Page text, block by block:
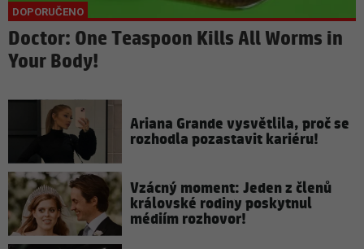
Doctor: One Teaspoon Kills All Worms in
Your Body!
Ariana Grande vysvětlila, proč se
rozhodla pozastavit kariéru!
Vzácný moment: Jeden z členů
královské rodiny poskytnul
médiím rozhovor!